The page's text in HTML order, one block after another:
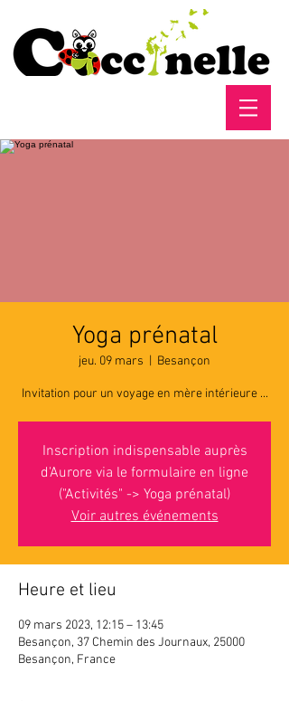
Yoga prénatal
jeu. 09 mars Besançon
Invitation pour un voyage en mère intérieure ...
Inscription indispensable auprès
d'Aurore via le formulaire en ligne
("Activités" -> Yoga prénatal)
Voir autres événements
Heure et lieu
09 mars 2023, 12:15 – 13:45
Besançon, 37 Chemin des Journaux, 25000
Besançon, France